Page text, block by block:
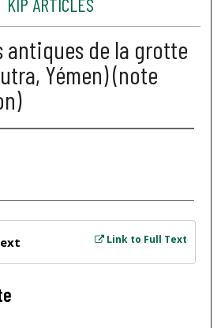
KIP ARTICLES
antiques de la grotte
Yémen) (note
Link to Full Text